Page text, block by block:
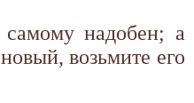
надобен; а
возьмите его